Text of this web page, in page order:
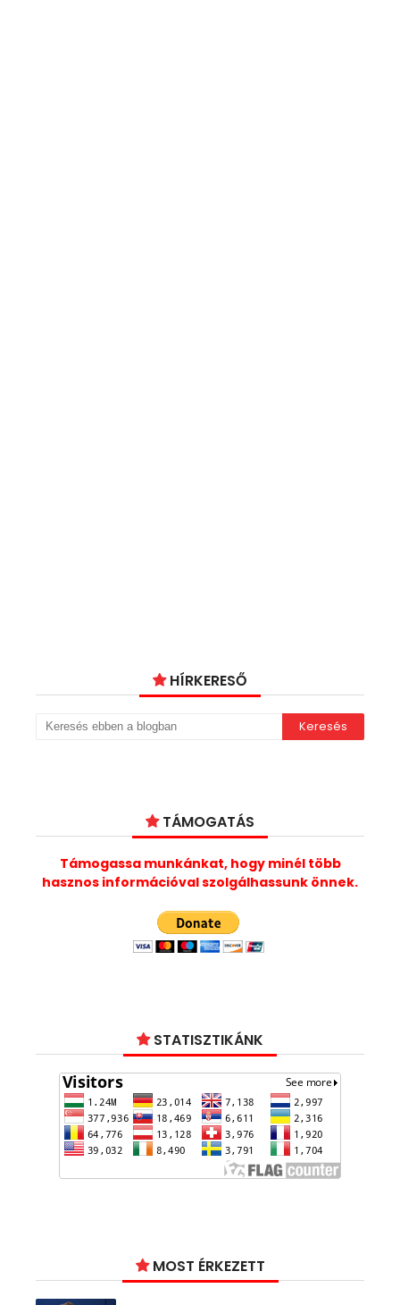
HÍRKERESŐ
TÁMOGATÁS
Támogassa munkánkat, hogy minél több
hasznos információval szolgálhassunk önnek.
STATISZTIKÁNK
MOST ÉRKEZETT